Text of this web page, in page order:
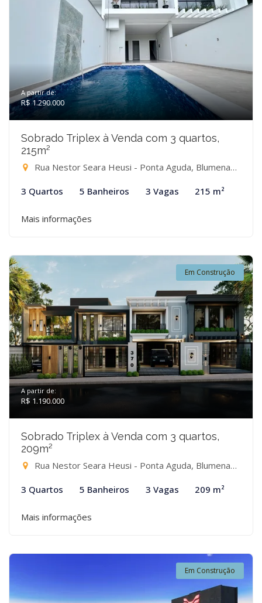
A partir de:
R$ 1.290.000
Sobrado Triplex à Venda com 3 quartos,
215m²
Rua Nestor Seara Heusi - Ponta Aguda, Blumenau-SC
3 Quartos 5 Banheiros 3 Vagas 215 m²
Mais informações
Em Construção
A partir de:
R$ 1.190.000
Sobrado Triplex à Venda com 3 quartos,
209m²
Rua Nestor Seara Heusi - Ponta Aguda, Blumenau-SC
3 Quartos 5 Banheiros 3 Vagas 209 m²
Mais informações
Em Construção